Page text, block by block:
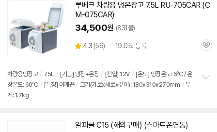
루베크 차량용 냉온장고 7.5L RU-705CAR (C
M-075CAR)
34,500원 (831몰)
별
4.3 (상
뷰
56) 19.05. 등록
관
차량용냉장고 / 7.5L / [기능] 냉장+온장 / [전압] 12V / [온도] 냉장온도: 6ºC / 온
장온도: 60ºC / [특징] 어깨끈 / 크기(가로x세로x깊이): 180x310x270mm / 무
게: 1.7kg
알피쿨 C15 (해외구매) (스마트폰연동)